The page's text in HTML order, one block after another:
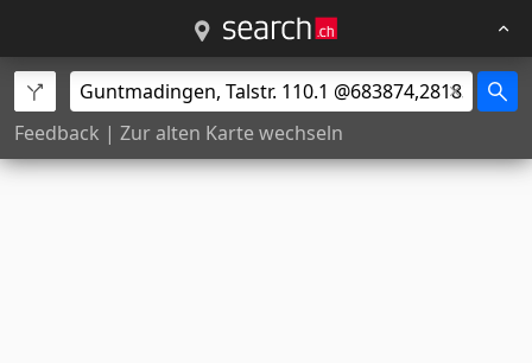
Feedback | Zur alten Karte wechseln